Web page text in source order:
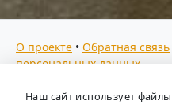
О проекте • Обратная связь
персональных данных
Мы собираем отзывы,
Наш сайт использует